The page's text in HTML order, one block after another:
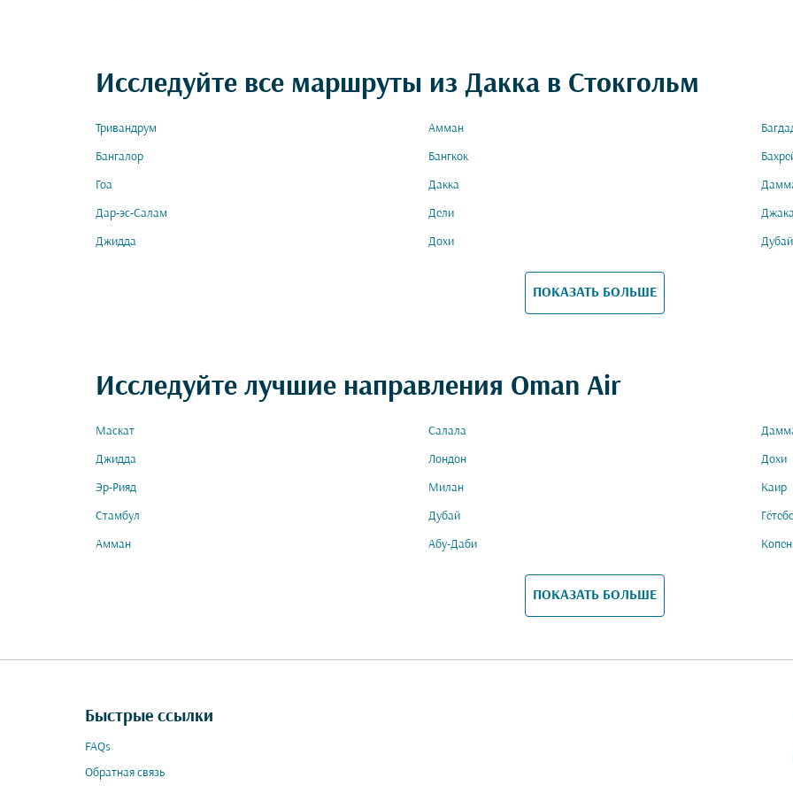
Исследуйте все маршруты из Дакка в Стокгольм
Тривандрум Амман
Бангалор Бангкок
Гоа Дакка
Дар-эс-Салам Дели
Джидда Дохи Дубай
ПОКАЗАТЬ БОЛЬШЕ
Исследуйте лучшие направления Oman Air
Маскат Салала
Джидда Лондон Дохи
Эр-Рияд Милан Каир
Стамбул Дубай
Амман Абу-Даби
ПОКАЗАТЬ БОЛЬШЕ
Быстрые ссылки
FAQs
Обратная связь